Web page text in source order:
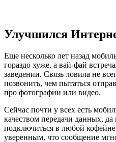
Улучшился
Еще несколько лет назад
гораздо хуже, а вай-фай
заведении. Связь ловила не
позвонить, чем пытаться
про фотографии или видео.
Сейчас почти у всех есть
качеством передачи данных,
подключиться в любой
уверенным, что сообщение